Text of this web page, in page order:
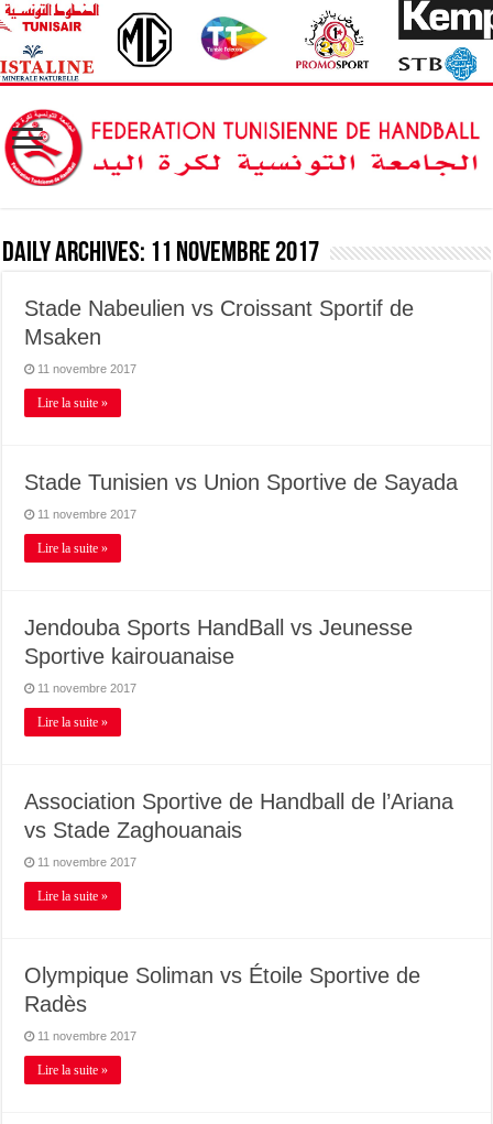
Daily Archives: 11 novembre 2017
Stade Nabeulien vs Croissant Sportif de
Msaken
11 novembre 2017
Lire la suite »
Stade Tunisien vs Union Sportive de Sayada
11 novembre 2017
Lire la suite »
Jendouba Sports HandBall vs Jeunesse
Sportive kairouanaise
11 novembre 2017
Lire la suite »
Association Sportive de Handball de l’Ariana
vs Stade Zaghouanais
11 novembre 2017
Lire la suite »
Olympique Soliman vs Étoile Sportive de
Radès
11 novembre 2017
Lire la suite »